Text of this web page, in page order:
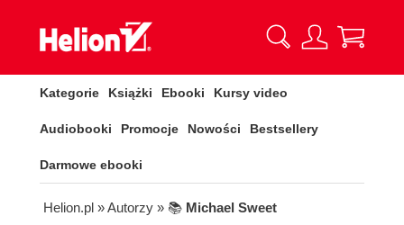
Kategorie Książki Ebooki Kursy video
Audiobooki Promocje Nowości Bestsellery
Darmowe ebooki
Helion.pl » Autorzy » 📚 Michael Sweet